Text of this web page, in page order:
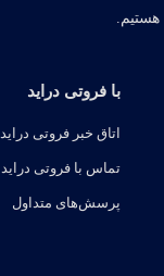
با فروتی دراید
اتاق خبر فروتی دراید
تماس با فروتی دراید
پرسش‌های متداول